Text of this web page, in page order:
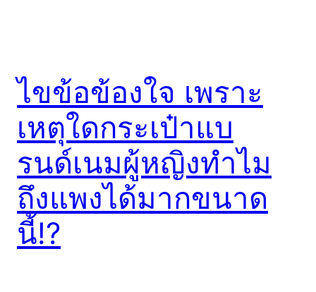
ไขข้อข้องใจ เพราะ
เหตุใดกระเป๋าแบ
รนด์เนมผู้หญิงทำไม
ถึงแพงได้มากขนาด
นี้!?